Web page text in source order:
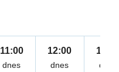
11:00
dnes
12:00
dnes
13:00
dnes